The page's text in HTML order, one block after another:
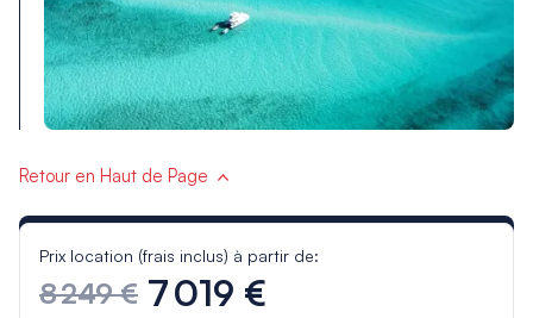
Retour en Haut de Page
Prix location (frais inclus) à partir de:
8 249 € 7 019 €